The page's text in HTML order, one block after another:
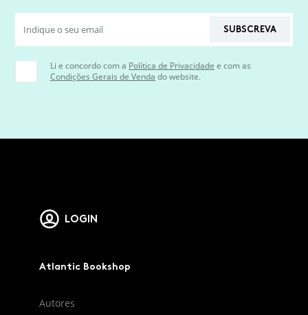
SUBSCREVA
Li e concordo com a Política de Privacidade e com as
Condições Gerais de Venda do website.
LOGIN
Atlantic Bookshop
Autores